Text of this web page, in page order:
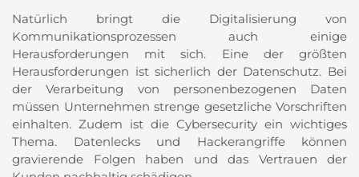
Natürlich bringt die Digitalisierung von
Kommunikationsprozessen auch einige
Herausforderungen mit sich. Eine der größten
Herausforderungen ist sicherlich der Datenschutz. Bei
der Verarbeitung von personenbezogenen Daten
müssen Unternehmen strenge gesetzliche Vorschriften
einhalten. Zudem ist die Cybersecurity ein wichtiges
Thema. Datenlecks und Hackerangriffe können
gravierende Folgen haben und das Vertrauen der